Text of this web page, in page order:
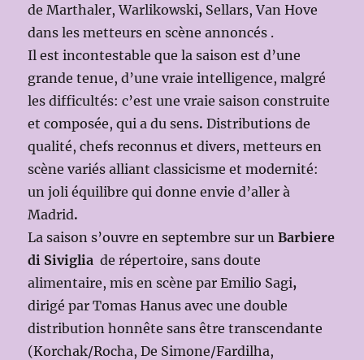
de Marthaler, Warlikowski, Sellars, Van Hove
dans les metteurs en scène annoncés .
Il est incontestable que la saison est d’une
grande tenue, d’une vraie intelligence, malgré
les difficultés: c’est une vraie saison construite
et composée, qui a du sens.Distributions de
qualité, chefs reconnus et divers, metteurs en
scène variés alliant classicisme et modernité:
un joli équilibre qui donne envie d’aller à
Madrid.
La saison s’ouvre en septembre sur un Barbiere
di Sivigliade répertoire, sans doute
alimentaire, mis en scène par Emilio Sagi,
dirigé par Tomas Hanus avec une double
distribution honnête sans être transcendante
(Korchak/Rocha, De Simone/Fardilha,